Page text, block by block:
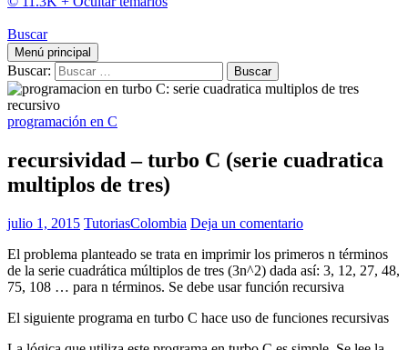
Buscar
Menú principal
Buscar:
programación en C
recursividad – turbo C (serie cuadratica
multiplos de tres)
julio 1, 2015 TutoriasColombia Deja un comentario
El problema planteado se trata en imprimir los primeros n términos
de la serie cuadrática múltiplos de tres (3n^2) dada así: 3, 12, 27, 48,
75, 108 … para n términos. Se debe usar función recursiva
El siguiente programa en turbo C hace uso de funciones recursivas